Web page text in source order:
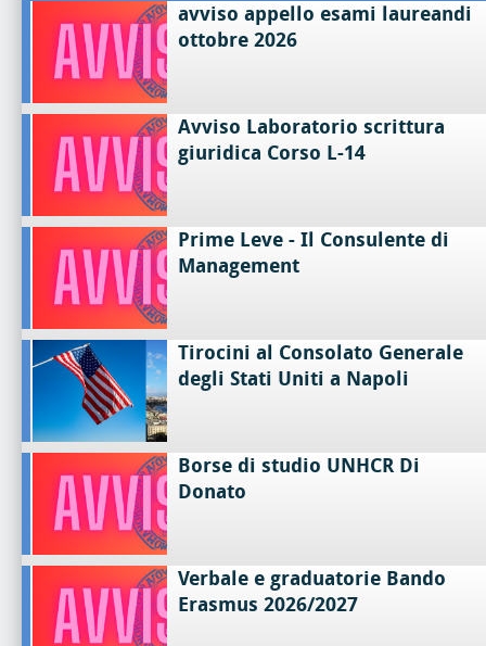
avviso appello esami laureandi
ottobre 2026
Avviso Laboratorio scrittura
giuridica Corso L-14
Prime Leve - Il Consulente di
Management
Tirocini al Consolato Generale
degli Stati Uniti a Napoli
Borse di studio UNHCR Di
Donato
Verbale e graduatorie Bando
Erasmus 2026/2027